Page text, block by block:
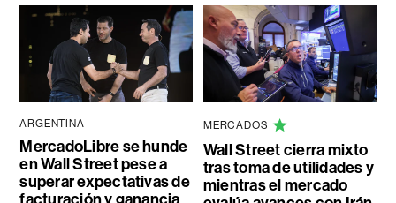
ARGENTINA
MercadoLibre se hunde
en Wall Street pese a
superar expectativas de
MERCADOS
Wall Street cierra mixto
tras toma de utilidades y
mientras el mercado